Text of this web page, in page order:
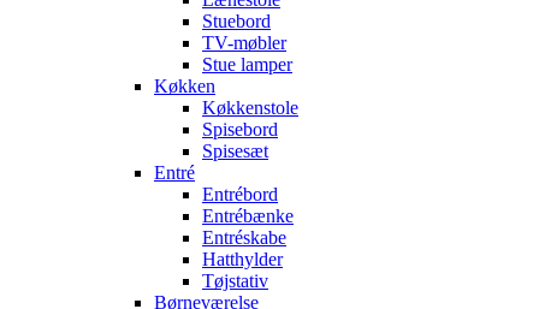
Stuebord
TV-møbler
Stue lamper
Køkken
Køkkenstole
Spisebord
Spisesæt
Entré
Entrébord
Entrébænke
Entréskabe
Hatthylder
Tøjstativ
Børneværelse